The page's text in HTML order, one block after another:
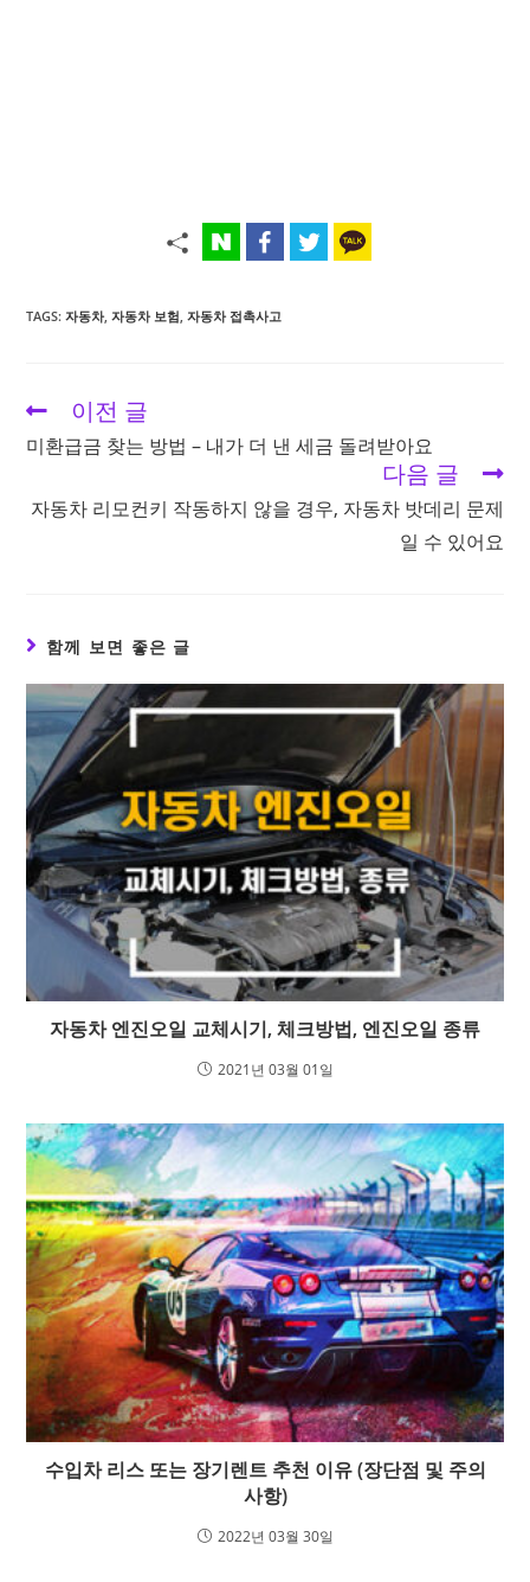
TAGS:자동차, 자동차 보험 자동차 접촉사고
Read
articles
이전 글
미환급금 찾는 방법 – 내가 더 낸 세금 돌려받아요
다음 글
자동차 리모컨키 작동하지 않을 경우, 자동차 밧데리 문제
일 수 있어요
함께 보면 좋은 글
자동차 엔진오일 교체시기, 체크방법, 엔진오일 종류
2021년 03월 01일
수입차 리스 또는 장기렌트 추천 이유 (장단점 및 주의
사항)
2022년 03월 30일